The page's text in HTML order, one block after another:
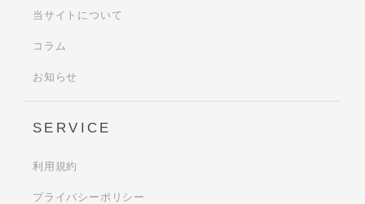
当サイトについて
コラム
お知らせ
SERVICE
利用規約
プライバシーポリシー